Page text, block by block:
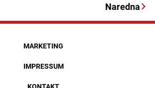
Naredna
MARKETING
IMPRESSUM